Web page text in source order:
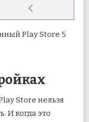
Store нельзя
И когда это